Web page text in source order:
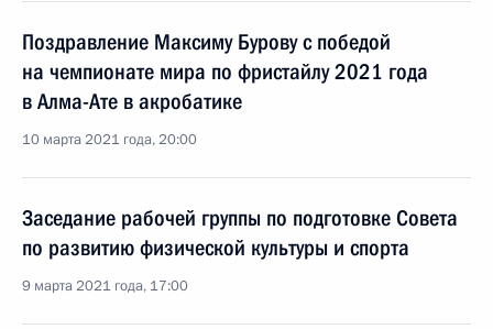
Поздравление Максиму Бурову с победой
на чемпионате мира по фристайлу 2021 года
в Алма-Ате в акробатике
10 марта 2021 года, 20:00
Заседание рабочей группы по подготовке Совета
по развитию физической культуры и спорта
9 марта 2021 года, 17:00